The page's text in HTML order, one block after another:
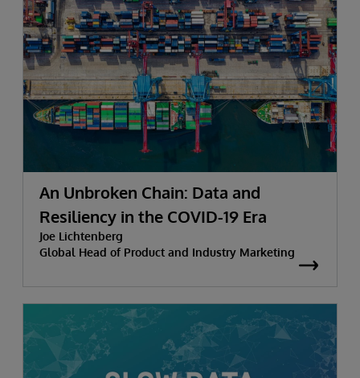
An Unbroken Chain: Data and
Resiliency in the COVID-19 Era
Joe Lichtenberg
Global Head of Product and Industry Marketing